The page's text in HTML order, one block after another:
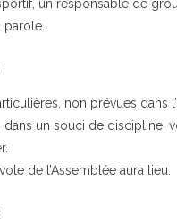
un responsable de
parole.
non prévues dans
un souci de discipline,
de l’Assemblée aura lieu.